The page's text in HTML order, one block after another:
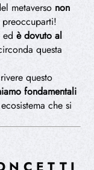
metaverso non
edè dovuto al
questa
questo
fondamentali
che si